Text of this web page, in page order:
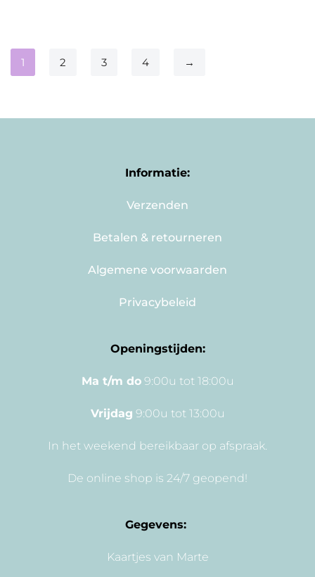
1 2 3 4 →
Informatie:
Verzenden
Betalen & retourneren
Algemene voorwaarden
Privacybeleid
Openingstijden:
Ma t/m do9:00u tot 18:00u
Vrijdag 9:00u tot 13:00u
In het weekend bereikbaar op afspraak.
De online shop is 24/7 geopend!
Gegevens:
Kaartjes van Marte